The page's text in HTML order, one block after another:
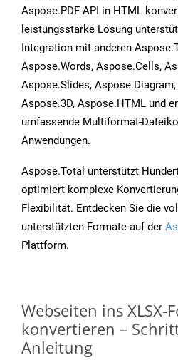
Aspose.PDF-API in HTML
leistungsstarke Lösung
Integration mit anderen
Aspose.Words, Aspose.Cells,
Aspose.Slides,
Aspose.3D, Aspose.HTML und
umfassende Multiformat-
Anwendungen.
Aspose.Total unterstützt
optimiert komplexe
Flexibilität. Entdecken Sie die
unterstützten Formate auf der
Plattform.
Webseiten ins XLSX-
konvertieren –
Anleitung